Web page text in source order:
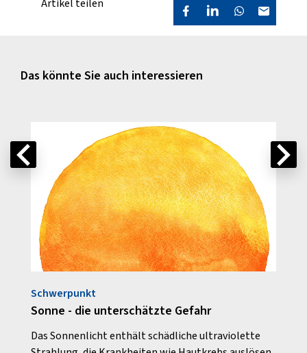
Artikel teilen
Das könnte Sie auch interessieren
Schwerpunkt
Sonne - die unterschätzte Gefahr
Das Sonnenlicht enthält schädliche ultraviolette